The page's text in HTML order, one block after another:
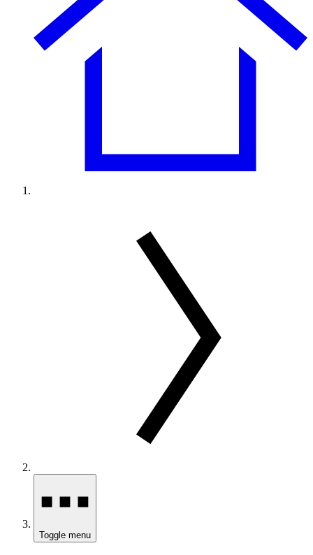
Toggle menu